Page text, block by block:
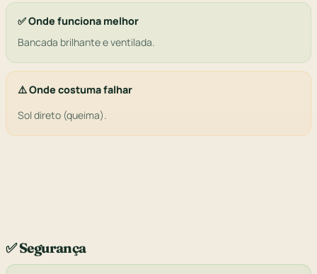
✅ Onde funciona melhor
Bancada brilhante e ventilada.
⚠️ Onde costuma falhar
Sol direto (queima).
✅ Segurança